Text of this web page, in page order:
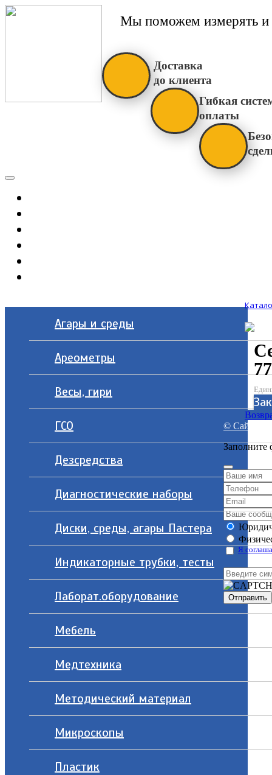
Мы поможем измерять и
Доставка
до клиента
Гибкая
оплаты
Агары и среды
Ареометры
Весы, гири
ГСО
Дезсредства
Диагностические наборы
Диски, среды, агары Пастера
Индикаторные трубки, тесты
Лаборат.оборудование
Мебель
Медтехника
Методический материал
Микроскопы
Пластик
© Сайт
Заполните
Я